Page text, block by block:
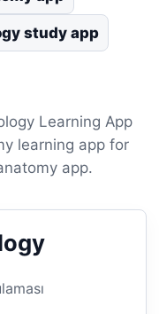
study app
Learning App
learning app for
app.